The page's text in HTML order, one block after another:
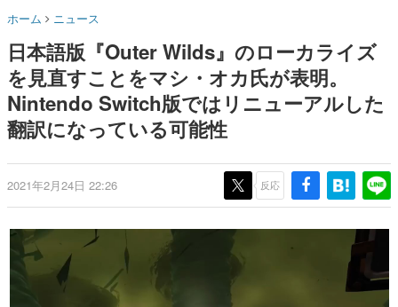
名作ゲームクリエイターの方々に製作時のエピソードをお
きます。
赫本
この物語を解いてはいけない。『赫本』は、〈試験問題〉
の形をした短編ホラー小説集です。
これからのデジタルゲーム市場を担う若きクリエイター達
の姿を追い、彼らのルーツと情熱を探っていきます。
ゲームに多大な影響を受けた作家さんに取材し、ゲームが
日本のコンテンツ産業やカルチャーに与えた影響を探る企
画です。
日本モバイルゲーム産業史
対応しSNSで話題に。『キング
プロ野球選手から称賛の声
ホーム ニュース
日本語版『Outer Wilds』のローカライズ
を見直すことをマシ・オカ氏が表明。
Nintendo Switch版ではリニューアルした
翻訳になっている可能性
2021年2月24日 22:26 反応